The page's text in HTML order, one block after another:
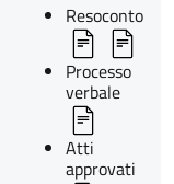
Resoconto
Processo
verbale
Atti
approvati